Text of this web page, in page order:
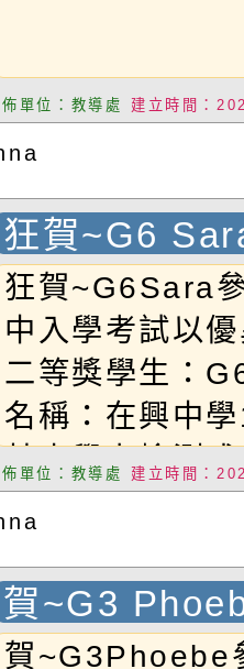
單位：教導處 建立時間：
狂賀~G6
私中入學考
績 榮獲二等
狂賀~G6Sara
中入學考試以
二等獎學生：
名稱：在興中
基本學力檢測
（前十名)恭禧
單位：教導處 建立時間：
賀~G3
12屆超越盃
賀~G3Phoebe